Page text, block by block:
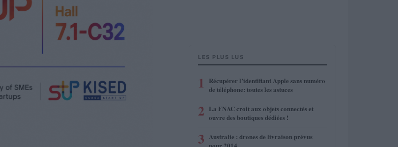
LES PLUS LUS
1
Récupérer l’identifiant Apple sans numéro
de téléphone: toutes les astuces
2 La FNAC croit aux objets connectés et
ouvre des boutiques dédiées !
3 Australie : drones de livraison prévus